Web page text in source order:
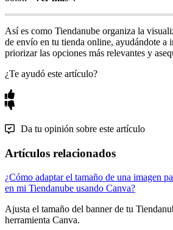
Así es como Tiendanube organiza la
de envío en tu tienda online, ayudándote a
priorizar las opciones más relevantes y
¿Te ayudó este artículo?
Da tu opinión sobre este artículo
Artículos relacionados
¿Cómo adaptar el tamaño de una imagen
en mi Tiendanube usando Canva?
Ajusta el tamaño del banner de tu
herramienta Canva.